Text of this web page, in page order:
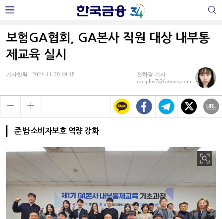
보험GA협회, GA본사 직원 대상 내부통
제교육 실시
기사입력 : 2024-11-20 19:48
전하경 기자
ceciplus7@fntimes.com
준법·소비자보호 역량 강화